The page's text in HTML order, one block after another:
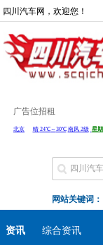
四川汽车网，欢迎您！
广告位招租
网站关键词：
资讯 综合资讯